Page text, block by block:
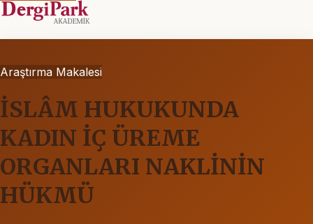
Araştırma Makalesi
İSLÂM HUKUKUNDA
KADIN İÇ ÜREME
ORGANLARI NAKLİNİN
HÜKMÜ